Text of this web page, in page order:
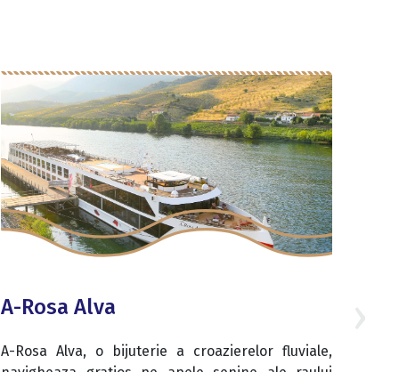
A-Rosa Alva
A-Rosa Alva, o bijuterie a croazierelor fluviale,